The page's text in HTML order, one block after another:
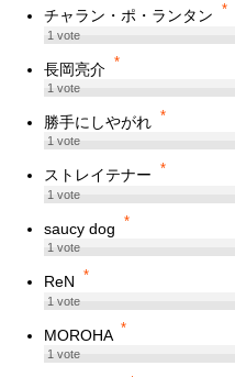
チャラン・ポ・ランタン *
1vote
長岡亮介 *
1vote
勝手にしやがれ *
1vote
ストレイテナー *
1vote
saucy dog *
1vote
ReN *
1vote
MOROHA *
1vote